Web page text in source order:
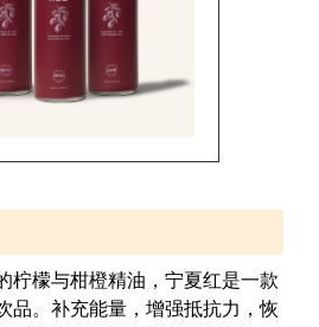
柠檬与柑橙精油，宁夏红是一款
品。补充能量，增强抵抗力，恢